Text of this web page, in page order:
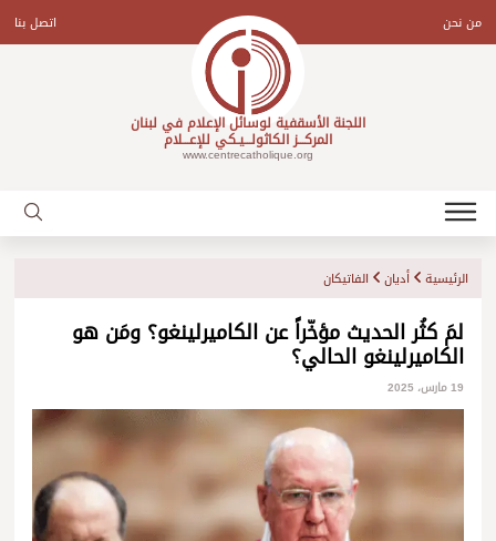
contentمن نحن اتصل بنا
اللجنة الأسقفية لوسائل الإعلام في لبنان
المركـــز الكاثولـــيـكي للإعـــلام
www.centrecatholique.org
الرئيسية أديان الفاتيكان
لمَ كثُر الحديث مؤخّراً عن الكاميرلينغو؟ ومَن هو
الكاميرلينغو الحالي؟
19 مارس، 2025